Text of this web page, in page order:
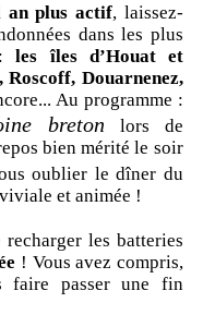
an plus actif, laissez-
dans les plus
les îles d’Houat et
Douarnenez,
Au programme :
breton lors de
bien mérité le soir
oublier le dîner du
et animée !
les batteries
! Vous avez compris,
faire passer une fin